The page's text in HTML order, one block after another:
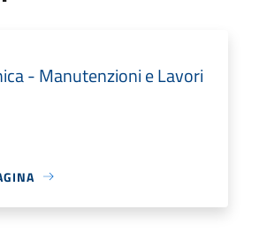
- Manutenzioni e Lavori